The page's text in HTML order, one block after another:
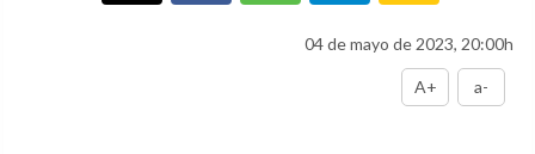
04 de mayo de 2023, 20:00h
A+ a-